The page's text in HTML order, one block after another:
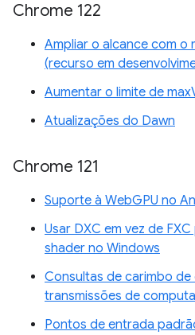
Chrome 122
Ampliar o alcance com
(recurso em
Aumentar o limite de
Atualizações do Dawn
Chrome 121
Suporte à WebGPU no
Usar DXC em vez de
shader no Windows
Consultas de carimbo
transmissões de
Pontos de entrada